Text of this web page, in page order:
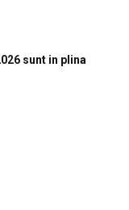
sunt in plina